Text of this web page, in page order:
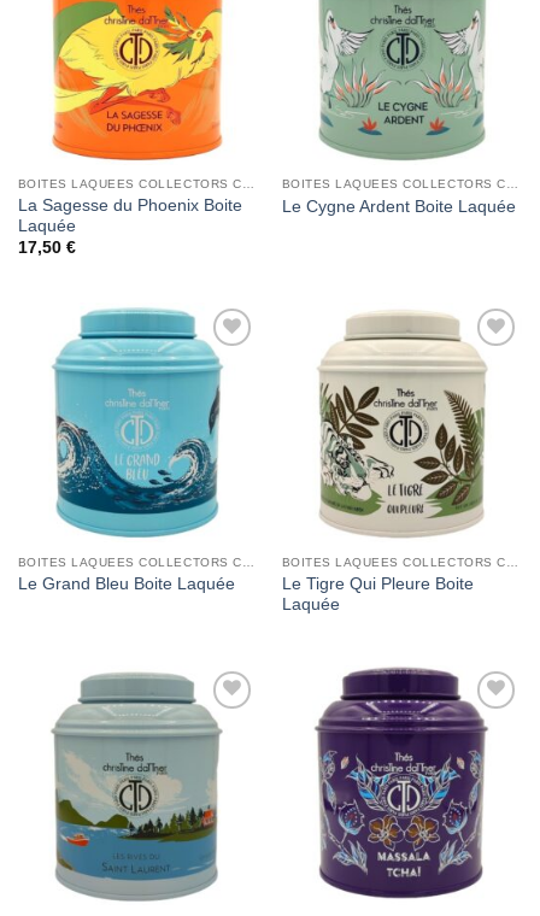
BOITES LAQUEES COLLECTORS CHRISTINE DATTNER
La Sagesse du Phoenix Boite
Laquée
17,50 €
BOITES LAQUEES COLLECTORS CHRISTINE DATTNER
Le Cygne Ardent Boite Laquée
Add to
Le Grand Bleu Boite Laquée
Add to
Wishlist
Le Tigre Qui Pleure Boite
Laquée
Add to
Wishlist
Add to